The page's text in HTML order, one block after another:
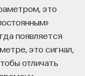
это
появляется
это сигнал,
отличать
своё резюме,